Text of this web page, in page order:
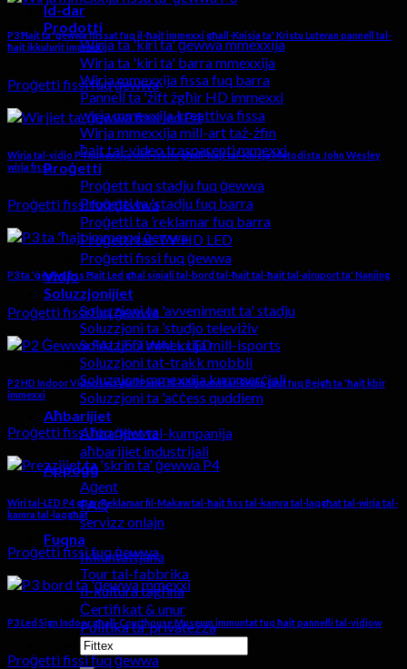
Id-dar
Prodotti
Wirja ta 'kiri ta' ġewwa mmexxija
Wirja ta 'kiri ta' barra mmexxija
Wirja mmexxija fissa fuq barra
Pannell ta 'żift żgħir HD immexxi
wirja mmexxija kreattiva fissa
Wirja mmexxija mill-art taż-żfin
ħajt tal-video trasparenti mmexxi
Proġetti
Proġett fuq stadju fuq ġewwa
Proġetti ta 'stadju fuq barra
Proġetti ta ’reklamar fuq barra
Proġetti tat-TV HD LED
Proġetti fissi fuq ġewwa
Vidjo
Soluzzjonijiet
Soluzzjoni ta 'avveniment ta' stadju
Soluzzjoni ta ’studjo televiżiv
Soluzzjoni mmexxija mill-isports
Soluzzjoni tat-trakk mobbli
Soluzzjoni mmexxija kummerċjali
Soluzzjoni ta 'aċċess quddiem
Aħbarijiet
Aħbarijiet tal-kumpanija
aħbarijiet industrijali
Appoġġ
Aġent
FAQ
servizz onlajn
Fuqna
Ikkuntattjana
Tour tal-fabbrika
Il-kultura tagħna
Ċertifikat & unur
Politika ta' privatezza
Fittex:
P3 Ħajt ta 'ġewwa ffissat fuq il-ħajt immexxi għall-Knisja ta' Kristu Luteran pannell tal-
ħajt ikkulurit immexxi
Proġetti fissi fuq ġewwa
Wirja tal-vidjo P4 mmexxija mill-iskrin għall-ħajt tal-Knisja Metodista John Wesley
wirja fissa
Proġetti fissi fuq ġewwa
P3 ta 'ġewwa fiss Ħajt Led għal sinjali tal-bord tal-ħajt tal-ħajt tal-ajruport ta' Nanjing
Proġetti fissi fuq ġewwa
P2 HD Indoor Video Led Wall Panel fil-Billboard tar-Renju Unit fuq Bejgħ ta 'ħajt kbir
immexxi
Proġetti fissi fuq ġewwa
Wiri tal-LED P4 għar-Reklamar fil-Makaw tal-ħajt fiss tal-kamra tal-laqgħat tal-wirja tal-
kamra tal-laqgħat
Proġetti fissi fuq ġewwa
P3 Led Sign Indoor għall-Courthouse Museum immuntat fuq ħajt pannelli tal-vidjow
Proġetti fissi fuq ġewwa